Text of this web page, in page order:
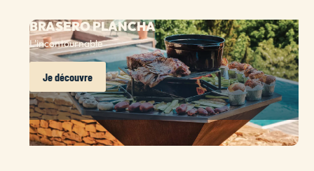
BRASERO PLANCHA
L'incontournable
Je découvre